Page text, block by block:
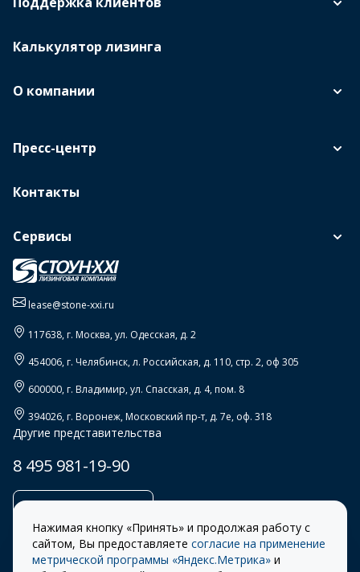
Калькулятор лизинга
О компании
Пресс-центр
Контакты
Сервисы
lease@stone-xxi.ru
117638, г. Москва,ул. Одесская, д. 2
454006, г. Челябинск,л. Российская, д. 110, стр. 2, оф 305
600000, г. Владимир,ул. Спасская, д. 4, пом. 8
394026, г. Воронеж,Московский пр-т, д. 7е, оф. 318
Другие представительства
8 495 981-19-90
Нажимая кнопку «Принять» и продолжая работу с
сайтом, Вы предоставляете согласие на применение
метрической программы «Яндекс.Метрика» и